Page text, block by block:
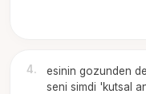
4.
esinin gozunden
seni simdi 'kutsal